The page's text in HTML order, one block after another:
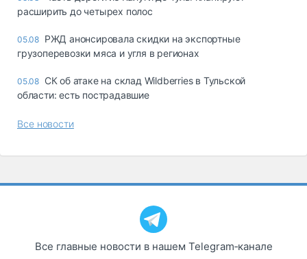
расширить до четырех полос
05.08 РЖД анонсировала скидки на экспортные
грузоперевозки мяса и угля в регионах
05.08 СК об атаке на склад Wildberries в Тульской
области: есть пострадавшие
Все новости
Все главные новости в нашем Telegram‑канале